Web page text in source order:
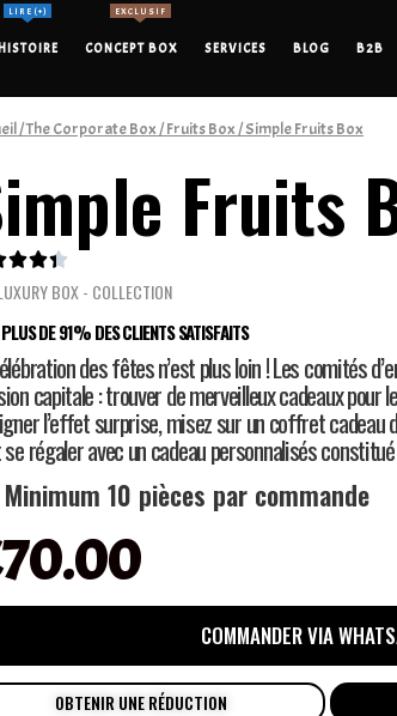
HISTOIRE
LIRE (+)
CONCEPT BOX
EXCLUSIF
SERVICES BLOG B2B
/The Corporate Box/Fruits Box/ Simple Fruits Box
Fruits

BOX - COLLECTION
PLUS DE 91% DES CLIENTS SATISFAITS
des fêtes n’est plus loin ! Les comités
capitale : trouver de merveilleux cadeaux pour
l’effet surprise, misez sur un coffret cadeau
régaler avec un cadeau personnalisés
Minimum 10 pièces par commande
70.00
COMMANDER VIA
OBTENIR UNE RÉDUCTION